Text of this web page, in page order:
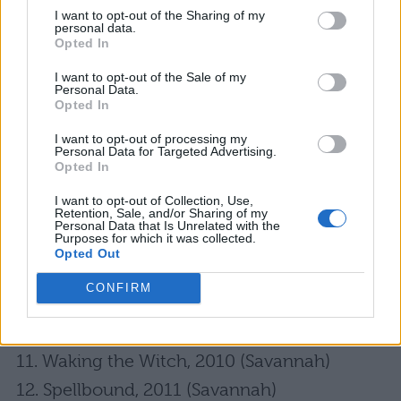
I want to opt-out of the Sharing of my
personal data.
Opted In
I want to opt-out of the Sale of my
Personal Data.
Opted In
I want to opt-out of processing my
Personal Data for Targeted Advertising.
Opted In
I want to opt-out of Collection, Use,
Retention, Sale, and/or Sharing of my
Personal Data that Is Unrelated with the
Purposes for which it was collected.
Opted Out
CONFIRM
) (Elena)
2. Stolen, 2002 (
2012) (Elena)
3. Dime Store Magic, 2004 (Paige)
4. Industrial Magic, 2004 (Paige)
5. Haunted, 2005 (Eve)
7. No Humans Involved, 2007 (Jaime)
8. Personal Demon, 2008 (Hope e Lucas)
9. Living with the Dead, 2008 (narratori
multipli)
11. Waking the Witch, 2010 (Savannah)
12. Spellbound, 2011 (Savannah)